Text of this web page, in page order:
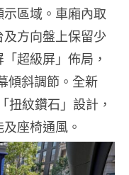
區域。車廂內取
方向盤上保留少
超級屏」佈局，
傾斜調節。全新
扭紋鑽石」設計，
座椅通風。